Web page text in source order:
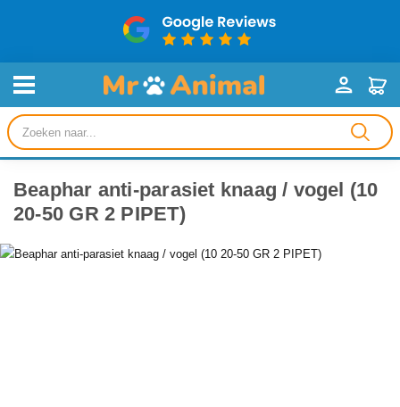
Producten
zoeken
Beaphar anti-parasiet knaag / vogel (10
20-50 GR 2 PIPET)